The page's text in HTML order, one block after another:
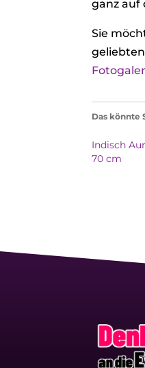
ganz auf
Sie
Das könnte
Indisch
70 cm